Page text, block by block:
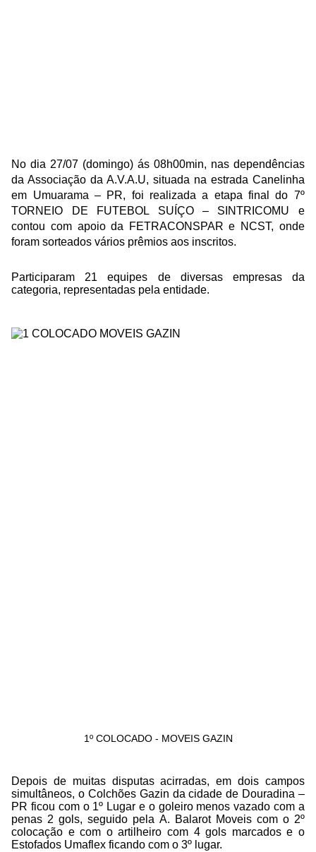
No dia 27/07 (domingo) ás 08h00min, nas dependências
da Associação da A.V.A.U, situada na estrada Canelinha
em Umuarama – PR, foi realizada a etapa final do 7º
TORNEIO DE FUTEBOL SUÍÇO – SINTRICOMU e
contou com apoio da FETRACONSPAR e NCST, onde
foram sorteados vários prêmios aos inscritos.
Participaram 21 equipes de diversas empresas da
categoria, representadas pela entidade.
1º COLOCADO - MOVEIS GAZIN
Depois de muitas disputas acirradas, em dois campos
simultâneos, o Colchões Gazin da cidade de Douradina –
PR ficou com o 1º Lugar e o goleiro menos vazado com a
penas 2 gols, seguido pela A. Balarot Moveis com o 2º
colocação e com o artilheiro com 4 gols marcados e o
Estofados Umaflex ficando com o 3º lugar.